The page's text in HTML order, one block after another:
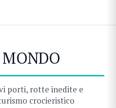
MONDO
porti, rotte inedite e
crocieristico